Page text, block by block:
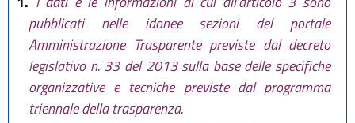
pubblicati nelle idonee sezioni del portale
Amministrazione Trasparente previste dal decreto
legislativo n. 33 del 2013 sulla base delle specifiche
organizzative e tecniche previste dal programma
triennale della trasparenza.